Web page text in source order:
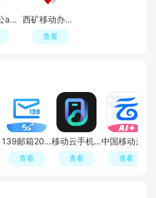
山东通办公app官方版(山东通移动办公平台app) 西矿移动办公app安卓版
查看
139邮箱2026年新版官方版
查看
移动云手机app官方最新版
查看 查看